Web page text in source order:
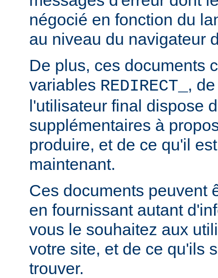
négocié en fonction du
au niveau du navigateur
De plus, ces documents
variables REDIRECT_ ,
l'utilisateur final dispose
supplémentaires à
produire, et de ce qu'il
maintenant.
Ces documents peuvent
en fournissant autant
vous le souhaitez aux
votre site, et de ce qu'ils
trouver.